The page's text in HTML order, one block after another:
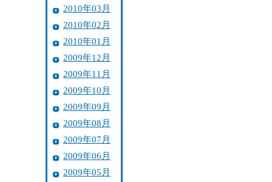
2010年03月
2010年02月
2010年01月
2009年12月
2009年11月
2009年10月
2009年09月
2009年08月
2009年07月
2009年06月
2009年05月